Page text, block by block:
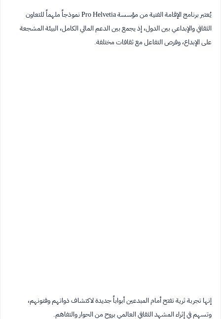
يُعتبر برنامج الإقامة الفنية من مؤسسة Pro Helvetia نموذجاً ملهماً للتعاون
الثقافي والإبداعي بين الدول، إذ يجمع بين الدعم المالي الكامل، البيئة المشجعة
على الإبداع، وفرص التفاعل مع ثقافات مختلفة.
إنها تجربة ثرية تفتح أمام المبدعين أبواباً جديدة لاكتشاف ذواتهم وفنونهم،
وتسهم في إثراء المشهد الثقافي العالمي بروح من الحوار والتفاهم.